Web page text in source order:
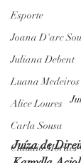
Esporte
Joana D'arc
Juliana Debent
Luana Medeiros
Alice Loures
Carla Sousa
Claudio Moraes
Juíza de